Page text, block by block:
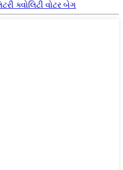
ક્વોલિટી વોટર બેગ